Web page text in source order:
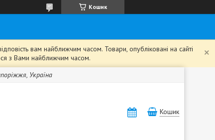
Кошик
вам найближчим часом. Товари, опубліковані на сайті
з Вами найближчим часом.
Україна
Кошик